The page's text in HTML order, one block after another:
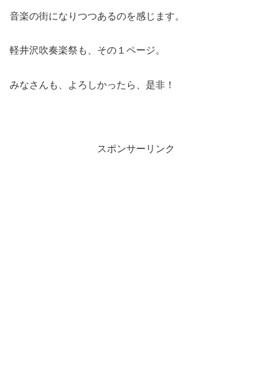
音楽の街になりつつあるのを感じます。
軽井沢吹奏楽祭も、その１ページ。
みなさんも、よろしかったら、是非！
スポンサーリンク